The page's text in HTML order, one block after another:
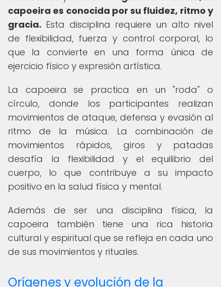
capoeira es conocida por su fluidez, ritmo y
gracia. Esta disciplina requiere un alto nivel
de flexibilidad, fuerza y control corporal, lo
que la convierte en una forma única de
ejercicio físico y expresión artística.
La capoeira se practica en un "roda" o
círculo, donde los participantes realizan
movimientos de ataque, defensa y evasión al
ritmo de la música. La combinación de
movimientos rápidos, giros y patadas
desafía la flexibilidad y el equilibrio del
cuerpo, lo que contribuye a su impacto
positivo en la salud física y mental.
Además de ser una disciplina física, la
capoeira también tiene una rica historia
cultural y espiritual que se refleja en cada uno
de sus movimientos y rituales.
Orígenes y evolución de la